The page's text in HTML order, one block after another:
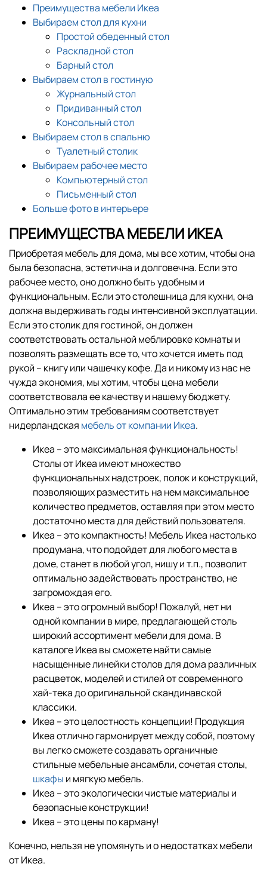
Преимущества мебели Икеа
Выбираем стол для кухни
Простой обеденный стол
Раскладной стол
Барный стол
Выбираем стол в гостиную
Журнальный стол
Придиванный стол
Консольный стол
Выбираем стол в спальню
Туалетный столик
Выбираем рабочее место
Компьютерный стол
Письменный стол
Больше фото в интерьере
ПРЕИМУЩЕСТВА МЕБЕЛИ ИКЕА
Приобретая мебель для дома, мы все хотим, чтобы она
была безопасна, эстетична и долговечна. Если это
рабочее место, оно должно быть удобным и
функциональным. Если это столешница для кухни, она
должна выдерживать годы интенсивной эксплуатации.
Если это столик для гостиной, он должен
соответствовать остальной меблировке комнаты и
позволять размещать все то, что хочется иметь под
рукой – книгу или чашечку кофе. Да и никому из нас не
чужда экономия, мы хотим, чтобы цена мебели
соответствовала ее качеству и нашему бюджету.
Оптимально этим требованиям соответствует
нидерландская мебель от компании Икеа.
Икеа – это максимальная функциональность!
Столы от Икеа имеют множество
функциональных надстроек, полок и конструкций,
позволяющих разместить на нем максимальное
количество предметов, оставляя при этом место
достаточно места для действий пользователя.
Икеа – это компактность! Мебель Икеа настолько
продумана, что подойдет для любого места в
доме, станет в любой угол, нишу и т.п., позволит
оптимально задействовать пространство, не
загромождая его.
Икеа – это огромный выбор! Пожалуй, нет ни
одной компании в мире, предлагающей столь
широкий ассортимент мебели для дома. В
каталоге Икеа вы сможете найти самые
насыщенные линейки столов для дома различных
расцветок, моделей и стилей от современного
хай-тека до оригинальной скандинавской
классики.
Икеа – это целостность концепции! Продукция
Икеа отлично гармонирует между собой, поэтому
вы легко сможете создавать органичные
стильные мебельные ансамбли, сочетая столы,
шкафы и мягкую мебель.
Икеа – это экологически чистые материалы и
безопасные конструкции!
Икеа – это цены по карману!
Конечно, нельзя не упомянуть и о недостатках мебели
от Икеа.